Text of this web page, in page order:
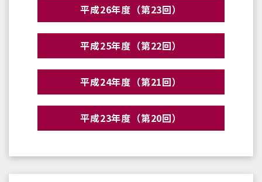
平成26年度（第23回）
平成25年度（第22回）
平成24年度（第21回）
平成23年度（第20回）